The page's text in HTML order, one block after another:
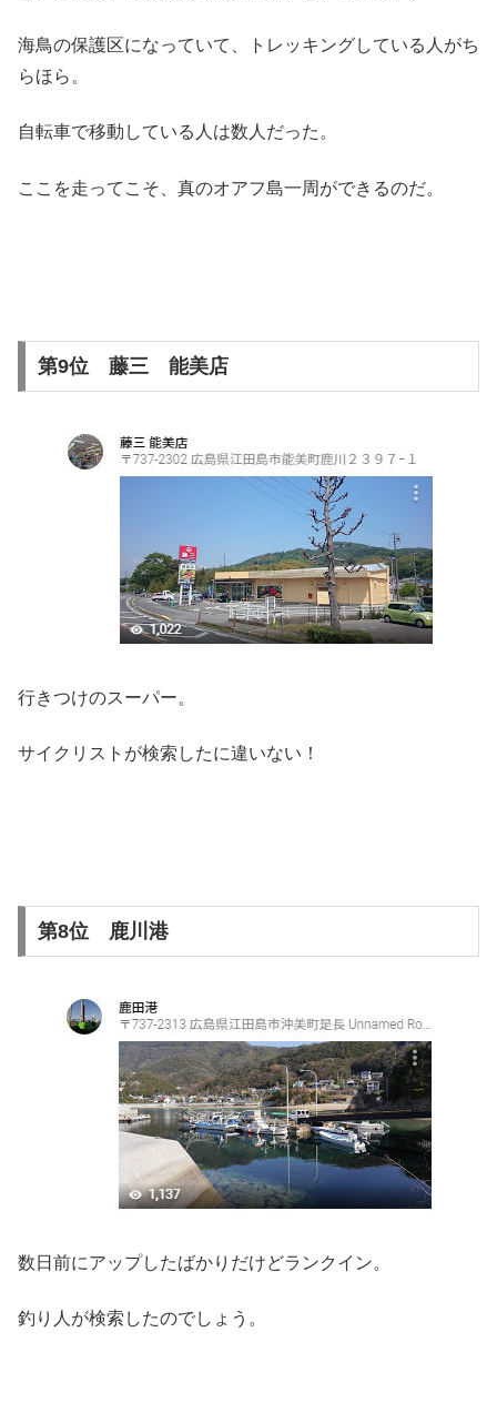
海鳥の保護区になっていて、トレッキングしている人がち
らほら。
自転車で移動している人は数人だった。
ここを走ってこそ、真のオアフ島一周ができるのだ。
第9位 藤三 能美店
行きつけのスーパー。
サイクリストが検索したに違いない！
第8位 鹿川港
数日前にアップしたばかりだけどランクイン。
釣り人が検索したのでしょう。